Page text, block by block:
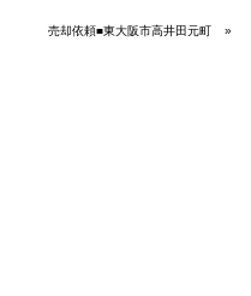
売却依頼■東大阪市高井田元町 »